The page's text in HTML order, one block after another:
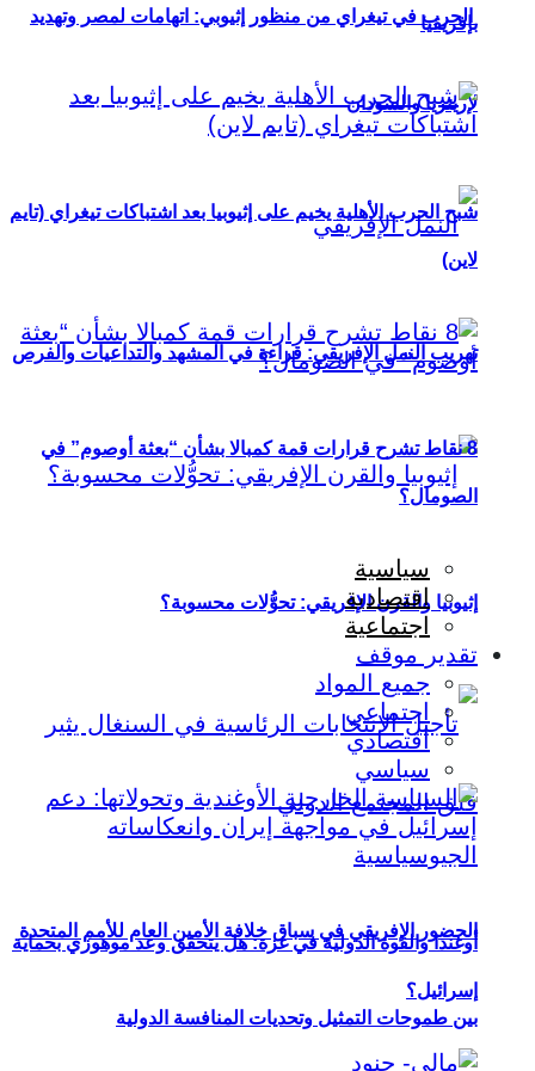
الحرب في تيغراي من منظور إثيوبي: اتهامات لمصر وتهديد
لإريتريا والسودان
تهريب النمل الإفريقي: قراءة في المشهد والتداعيات والفرص
إثيوبيا والقرن الإفريقي: تحوُّلات محسوبة؟
الحضور الإفريقي في سباق خلافة الأمين العام للأمم المتحدة
بين طموحات التمثيل وتحديات المنافسة الدولية
بإفريقيا
شبح الحرب الأهلية يخيم على إثيوبيا بعد اشتباكات تيغراي (تايم
لاين)
8 نقاط تشرح قرارات قمة كمبالا بشأن “بعثة أوصوم” في
الصومال؟
سياسية
اقتصادية
اجتماعية
تقدير موقف
جميع المواد
اجتماعي
اقتصادي
سياسي
أوغندا والقوة الدولية في غزة: هل يتحقق وعد موهوزي بحماية
إسرائيل؟